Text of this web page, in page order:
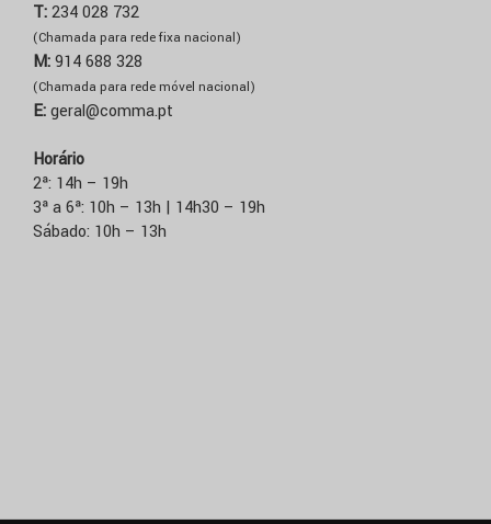
T:234 028 732
(Chamada para rede fixa nacional)
M:914 688 328
(Chamada para rede móvel nacional)
E:geral@comma.pt
Horário
2ª: 14h – 19h
3ª a 6ª: 10h – 13h | 14h30 – 19h
Sábado: 10h – 13h